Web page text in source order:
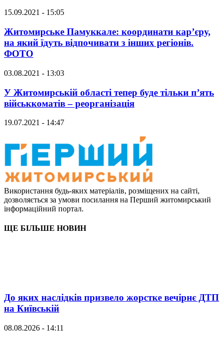
15.09.2021 - 15:05
Житомирське Памуккале: координати кар’єру,
на який їдуть відпочивати з інших регіонів.
ФОТО
03.08.2021 - 13:03
У Житомирській області тепер буде тільки п’ять
військкоматів – реорганізація
19.07.2021 - 14:47
Використання будь-яких матеріалів, розміщених на сайті,
дозволяється за умови посилання на Перший житомирський
інформаційний портал.
ЩЕ БІЛЬШЕ НОВИН
До яких наслідків призвело жорстке вечірнє ДТП
на Київській
08.08.2026 - 14:11